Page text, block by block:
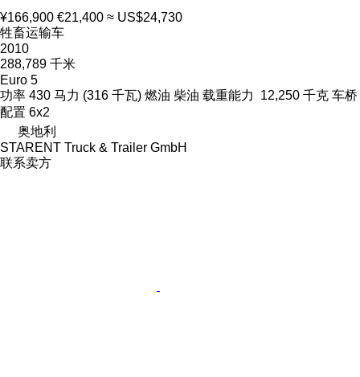
¥166,900 €21,400 ≈ US$24,730
牲畜运输车
2010
288,789 千米
Euro 5
功率 430 马力 (316 千瓦) 燃油 柴油 载重能力 12,250 千克 车桥
配置 6x2
奥地利
STARENT Truck & Trailer GmbH
联系卖方